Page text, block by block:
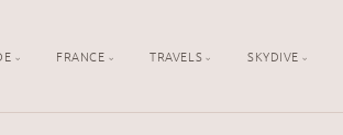
FRANCE TRAVELS SKYDIVE